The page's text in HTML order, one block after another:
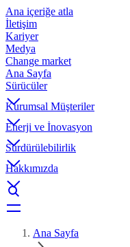
Ana içeriğe atla
İletişim
Kariyer
Medya
Change market
Ana Sayfa
Sürücüler
Kurumsal Müşteriler
Enerji ve İnovasyon
Sürdürülebilirlik
Hakkımızda
Ana Sayfa